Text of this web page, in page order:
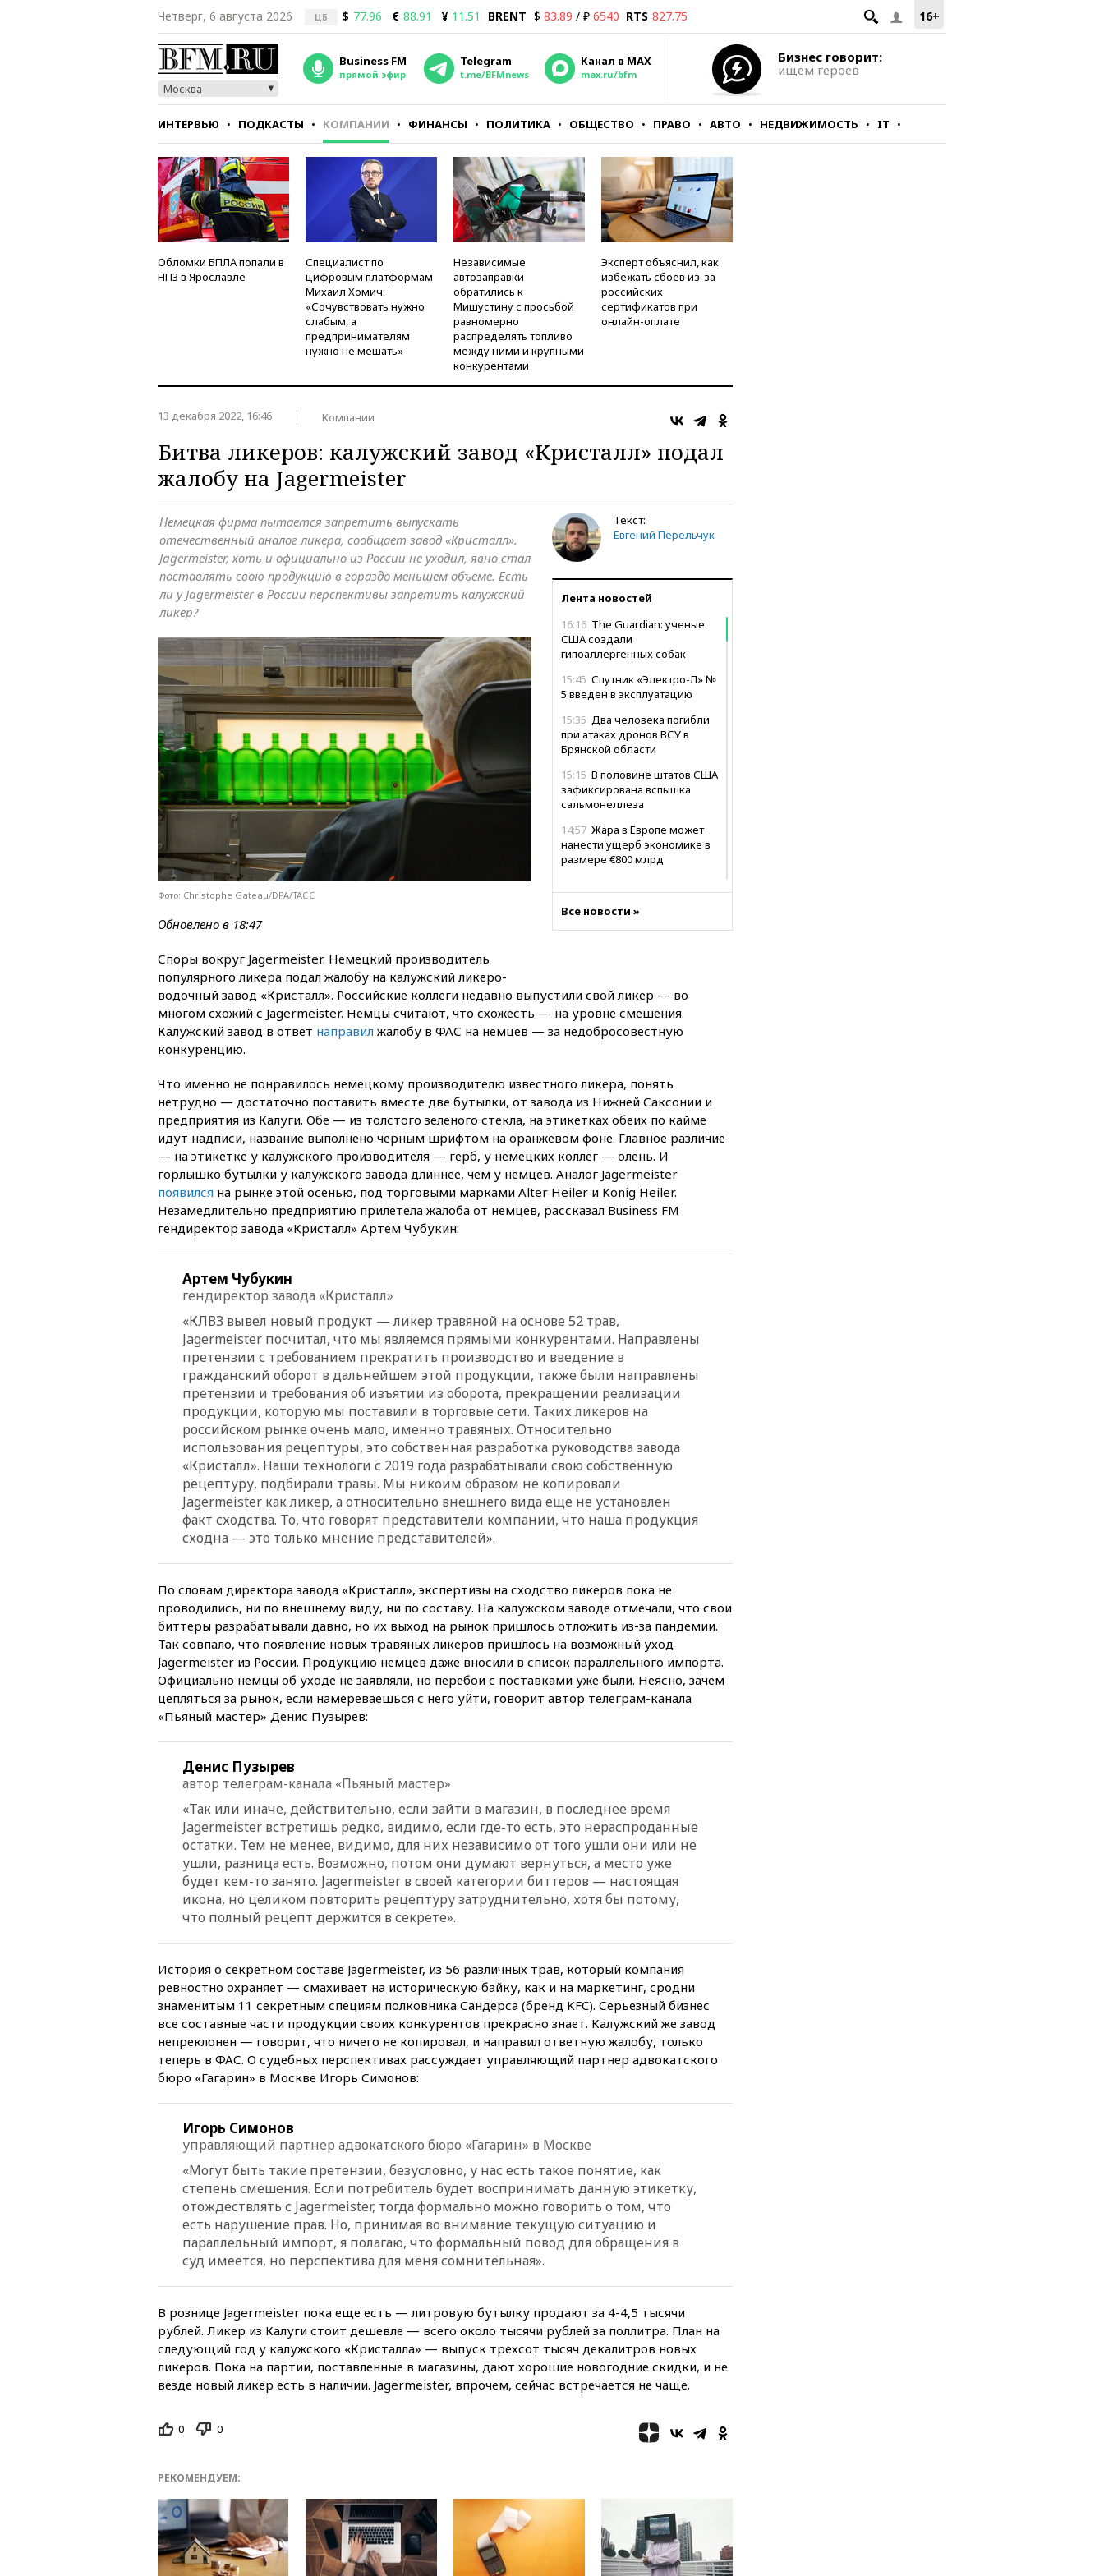
16+
Четверг, 6 августа 2026 ЦБ $ 77.96 € 88.91 ¥ 11.51 BRENT $ 83.89 / ₽ 6540 RTS 827.75
Москва
Business FM
прямой эфир
Telegram
t.me/BFMnews
Канал в MAX
max.ru/bfm
Бизнес говорит:
ищем героев
ИНТЕРВЬЮ ПОДКАСТЫ КОМПАНИИ ФИНАНСЫ ПОЛИТИКА ОБЩЕСТВО ПРАВО АВТО НЕДВИЖИМОСТЬ IT
СТИЛЬ ТЕСТЫ
Обломки БПЛА попали в
НПЗ в Ярославле
Специалист по
цифровым платформам
Михаил Хомич:
«Сочувствовать нужно
слабым, а
предпринимателям
нужно не мешать»
Независимые
автозаправки
обратились к
Мишустину с просьбой
равномерно
распределять топливо
между ними и крупными
конкурентами
Эксперт объяснил, как
избежать сбоев из-за
российских
сертификатов при
онлайн-оплате
13 декабря 2022, 16:46 Компании
Битва ликеров: калужский завод «Кристалл» подал
жалобу на Jagermeister
Текст:
Евгений Перельчук
Лента новостей
16:16 The Guardian: ученые
США создали
гипоаллергенных собак
15:45 Спутник «Электро-Л» №
5 введен в эксплуатацию
15:35 Два человека погибли
при атаках дронов ВСУ в
Брянской области
15:15 В половине штатов США
зафиксирована вспышка
сальмонеллеза
14:57 Жара в Европе может
нанести ущерб экономике в
размере €800 млрд
дефицита боеприпасов
14:21АТОР сообщила о
снижении цен на авиабилеты
в России
14:14«Ведомости»: Озон банк
не пострадает от британских
санкций
13:58Медведев назвал
Японию вассалом США
13:45
В Петербурге достроили
новый тоннель зеленой ветки
метро
Судного дня» прозвучали три
автомобиля на толпу в Омске
WP: Трамп определился
со своим преемником
13:13 СК возбудил дело по
факту гибели женщины и
ребенка в Раменском
12:57В Луганске при ракетном
ударе ВСУ по складу
пострадали пять человек
12:44МВД: число
преступлений, связанных с
отмыванием денег, достигло
женщина и трехлетний
ребенок погибли при падении
из окна
12:22В России с 1 сентября
изменятся билеты на
общественный транспорт
12:15 Иран и Оман
согласовали главные пункты
Ормузского пролива
Великобритания
расширила санкции против
России
В Ярославской области
обломки БПЛА упали в
резервуары НПЗ
критику мэра Хиросимы в
бомбардировки
10:57Оверчук заявил о
сокращении товарооборота
России и Армении на две
трети
Президент ФИФА
кишечную палочку в бургерах
пяти популярных сетей
фастфуда
10:19СКР рассматривает три
основные версии
произошедшего с Cessna-182
10:18В Приморье задержаны
отсутствие ракет для Patriot у
Украины приведет к
поражению Киева
09:54МВД Германии:
инцидент с дроном в
В Тверской области
В Ярославской области
отражена самая
массированная атака БПЛА
Трамп сообщил об
Все новости »
Немецкая фирма пытается запретить выпускать
отечественный аналог ликера, сообщает завод «Кристалл».
Jagermeister, хоть и официально из России не уходил, явно стал
поставлять свою продукцию в гораздо меньшем объеме. Есть
ли у Jagermeister в России перспективы запретить калужский
ликер?
Фото: Christophe Gateau/DPA/ТАСС
Обновлено в 18:47
Споры вокруг Jagermeister. Немецкий производитель
популярного ликера подал жалобу на калужский ликеро-
водочный завод «Кристалл». Российские коллеги недавно выпустили свой ликер — во
многом схожий с Jagermeister. Немцы считают, что схожесть — на уровне смешения.
Калужский завод в ответ направил жалобу в ФАС на немцев — за недобросовестную
конкуренцию.
Что именно не понравилось немецкому производителю известного ликера, понять
нетрудно — достаточно поставить вместе две бутылки, от завода из Нижней Саксонии и
предприятия из Калуги. Обе — из толстого зеленого стекла, на этикетках обеих по кайме
идут надписи, название выполнено черным шрифтом на оранжевом фоне. Главное различие
— на этикетке у калужского производителя — герб, у немецких коллег — олень. И
горлышко бутылки у калужского завода длиннее, чем у немцев. Аналог Jagermeister
появился на рынке этой осенью, под торговыми марками Alter Heiler и Konig Heiler.
Незамедлительно предприятию прилетела жалоба от немцев, рассказал Business FM
гендиректор завода «Кристалл» Артем Чубукин:
Артем Чубукин
гендиректор завода «Кристалл»
«КЛВЗ вывел новый продукт — ликер травяной на основе 52 трав,
Jagermeister посчитал, что мы являемся прямыми конкурентами. Направлены
претензии с требованием прекратить производство и введение в
гражданский оборот в дальнейшем этой продукции, также были направлены
претензии и требования об изъятии из оборота, прекращении реализации
продукции, которую мы поставили в торговые сети. Таких ликеров на
российском рынке очень мало, именно травяных. Относительно
использования рецептуры, это собственная разработка руководства завода
«Кристалл». Наши технологи с 2019 года разрабатывали свою собственную
рецептуру, подбирали травы. Мы никоим образом не копировали
Jagermeister как ликер, а относительно внешнего вида еще не установлен
факт сходства. То, что говорят представители компании, что наша продукция
сходна — это только мнение представителей».
По словам директора завода «Кристалл», экспертизы на сходство ликеров пока не
проводились, ни по внешнему виду, ни по составу. На калужском заводе отмечали, что свои
биттеры разрабатывали давно, но их выход на рынок пришлось отложить из-за пандемии.
Так совпало, что появление новых травяных ликеров пришлось на возможный уход
Jagermeister из России. Продукцию немцев даже вносили в список параллельного импорта.
Официально немцы об уходе не заявляли, но перебои с поставками уже были. Неясно, зачем
цепляться за рынок, если намереваешься с него уйти, говорит автор телеграм-канала
«Пьяный мастер» Денис Пузырев:
Денис Пузырев
автор телеграм-канала «Пьяный мастер»
«Так или иначе, действительно, если зайти в магазин, в последнее время
Jagermeister встретишь редко, видимо, если где-то есть, это нераспроданные
остатки. Тем не менее, видимо, для них независимо от того ушли они или не
ушли, разница есть. Возможно, потом они думают вернуться, а место уже
будет кем-то занято. Jagermeister в своей категории биттеров — настоящая
икона, но целиком повторить рецептуру затруднительно, хотя бы потому,
что полный рецепт держится в секрете».
История о секретном составе Jagermeister, из 56 различных трав, который компания
ревностно охраняет — смахивает на историческую байку, как и на маркетинг, сродни
знаменитым 11 секретным специям полковника Сандерса (бренд KFC). Серьезный бизнес
все составные части продукции своих конкурентов прекрасно знает. Калужский же завод
непреклонен — говорит, что ничего не копировал, и направил ответную жалобу, только
теперь в ФАС. О судебных перспективах рассуждает управляющий партнер адвокатского
бюро «Гагарин» в Москве Игорь Симонов:
Игорь Симонов
управляющий партнер адвокатского бюро «Гагарин» в Москве
«Могут быть такие претензии, безусловно, у нас есть такое понятие, как
степень смешения. Если потребитель будет воспринимать данную этикетку,
отождествлять с Jagermeister, тогда формально можно говорить о том, что
есть нарушение прав. Но, принимая во внимание текущую ситуацию и
параллельный импорт, я полагаю, что формальный повод для обращения в
суд имеется, но перспектива для меня сомнительная».
В рознице Jagermeister пока еще есть — литровую бутылку продают за 4-4,5 тысячи
рублей. Ликер из Калуги стоит дешевле — всего около тысячи рублей за поллитра. План на
следующий год у калужского «Кристалла» — выпуск трехсот тысяч декалитров новых
ликеров. Пока на партии, поставленные в магазины, дают хорошие новогодние скидки, и не
везде новый ликер есть в наличии. Jagermeister, впрочем, сейчас встречается не чаще.
0 0
РЕКОМЕНДУЕМ: